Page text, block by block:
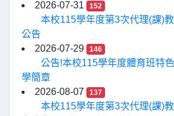
2026-07-31
152
本校115學年度第3次代理(課)
公告
2026-07-29
146
公告!本校115學年度體育班特
學簡章
2026-08-07
137
本校115學年度第3次代理(課)